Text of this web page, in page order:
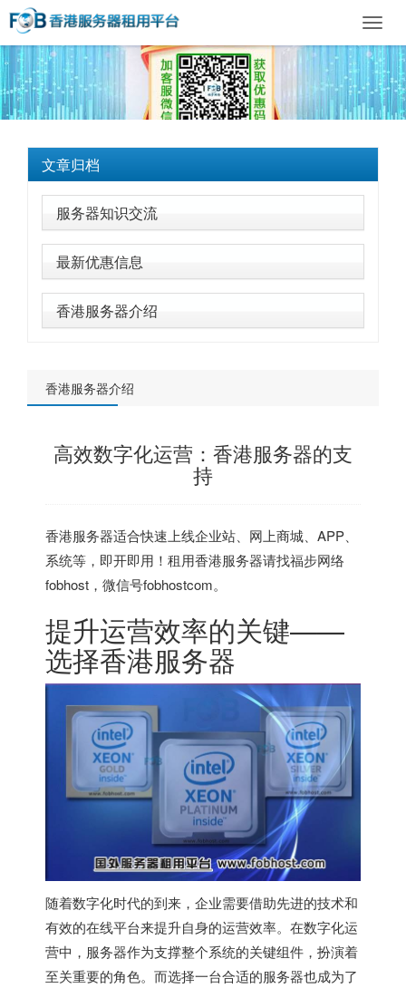
文章归档
服务器知识交流
最新优惠信息
香港服务器介绍
香港服务器介绍
高效数字化运营：香港服务器的支
持
香港服务器适合快速上线企业站、网上商城、APP、
系统等，即开即用！租用香港服务器请找福步网络
fobhost，微信号fobhostcom。
提升运营效率的关键——
选择香港服务器
随着数字化时代的到来，企业需要借助先进的技术和
有效的在线平台来提升自身的运营效率。在数字化运
营中，服务器作为支撑整个系统的关键组件，扮演着
至关重要的角色。而选择一台合适的服务器也成为了